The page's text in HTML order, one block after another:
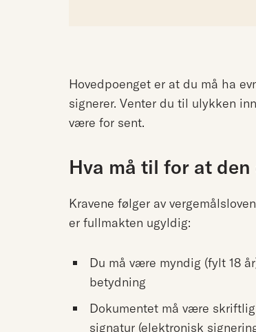
Hovedpoenget er at du må ha
signerer. Venter du til ulykken
være for sent.
Hva må til for at
Kravene følger av
er fullmakten ugyldig:
Du må være myndig (fylt 18
betydning
Dokumentet må være
signatur (elektronisk